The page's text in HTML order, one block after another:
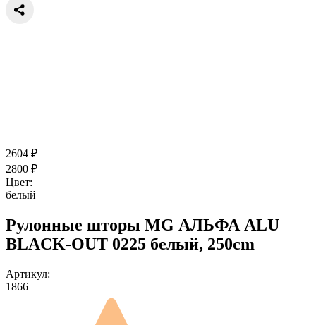
2604 ₽
2800 ₽
Цвет:
белый
Рулонные шторы MG АЛЬФА ALU
BLACK-OUT 0225 белый, 250cm
Артикул:
1866